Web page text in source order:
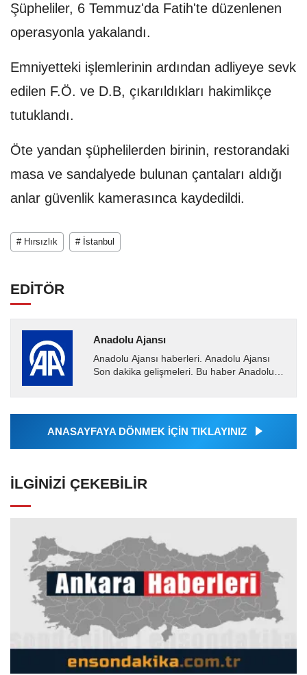
Şüpheliler, 6 Temmuz'da Fatih'te düzenlenen
operasyonla yakalandı.
Emniyetteki işlemlerinin ardından adliyeye sevk
edilen F.Ö. ve D.B, çıkarıldıkları hakimlikçe
tutuklandı.
Öte yandan şüphelilerden birinin, restorandaki
masa ve sandalyede bulunan çantaları aldığı
anlar güvenlik kamerasınca kaydedildi.
# Hırsızlık # İstanbul
EDİTÖR
Anadolu Ajansı
Anadolu Ajansı haberleri. Anadolu Ajansı
Son dakika gelişmeleri. Bu haber Anadolu
Ajansı tarafından...
ANASAYFAYA DÖNMEK İÇİN TIKLAYINIZ
İLGINIZI ÇEKEBILIR